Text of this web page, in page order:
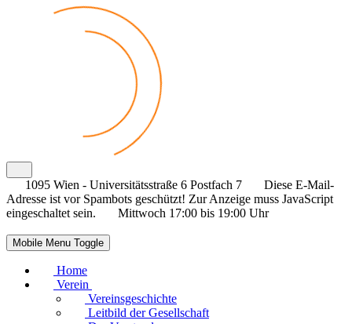
1095 Wien - Universitätsstraße 6 Postfach 7
Diese E-Mail-
Adresse ist vor Spambots geschützt! Zur Anzeige muss JavaScript
eingeschaltet sein.
Mittwoch 17:00 bis 19:00 Uhr
Mobile Menu Toggle
Home
Verein
Vereinsgeschichte
Leitbild der Gesellschaft